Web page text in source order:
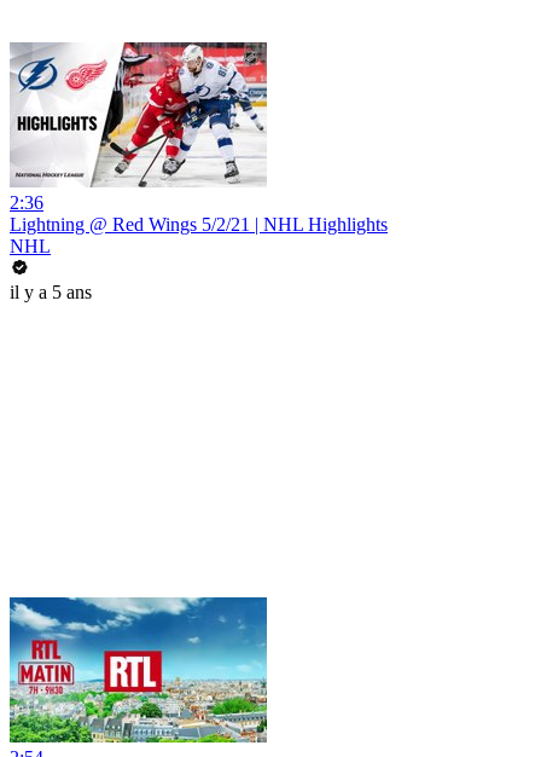
2:36
Lightning @ Red Wings 5/2/21 | NHL Highlights
NHL
il y a 5 ans